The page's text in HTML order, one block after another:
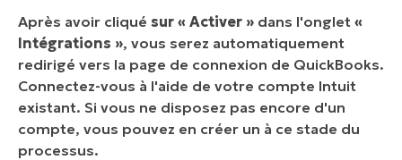
Après avoir cliqué sur « Activer » dans l'onglet «
Intégrations », vous serez automatiquement
redirigé vers la page de connexion de QuickBooks.
Connectez-vous à l'aide de votre compte Intuit
existant. Si vous ne disposez pas encore d'un
compte, vous pouvez en créer un à ce stade du
processus.